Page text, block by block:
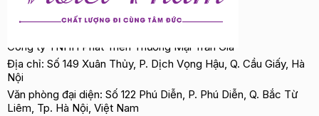
lão hóa – Trị & ngừa mụn
Chiết xuất Măng Tre:
Cung cấp nguồn dinh dưỡng dồi dào cùng đặc tính
chống viêm hiệu quả, giúp giảm đau, viêm và chữa
lành các tổn thương trên bề mặt da nhanh chóng.
Công ty TNHH Phát Triển Thương Mại Trần Gia
Địa chỉ: Số 149 Xuân Thủy, P. Dịch Vọng Hậu, Q. Cầu Giấy, Hà
Nội
Văn phòng đại diện: Số 122 Phú Diễn, P. Phú Diễn, Q. Bắc Từ
Liêm, Tp. Hà Nội, Việt Nam